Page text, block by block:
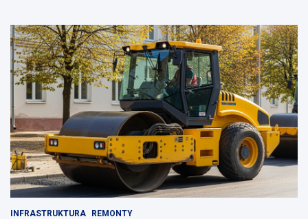
INFRASTRUKTURA REMONTY